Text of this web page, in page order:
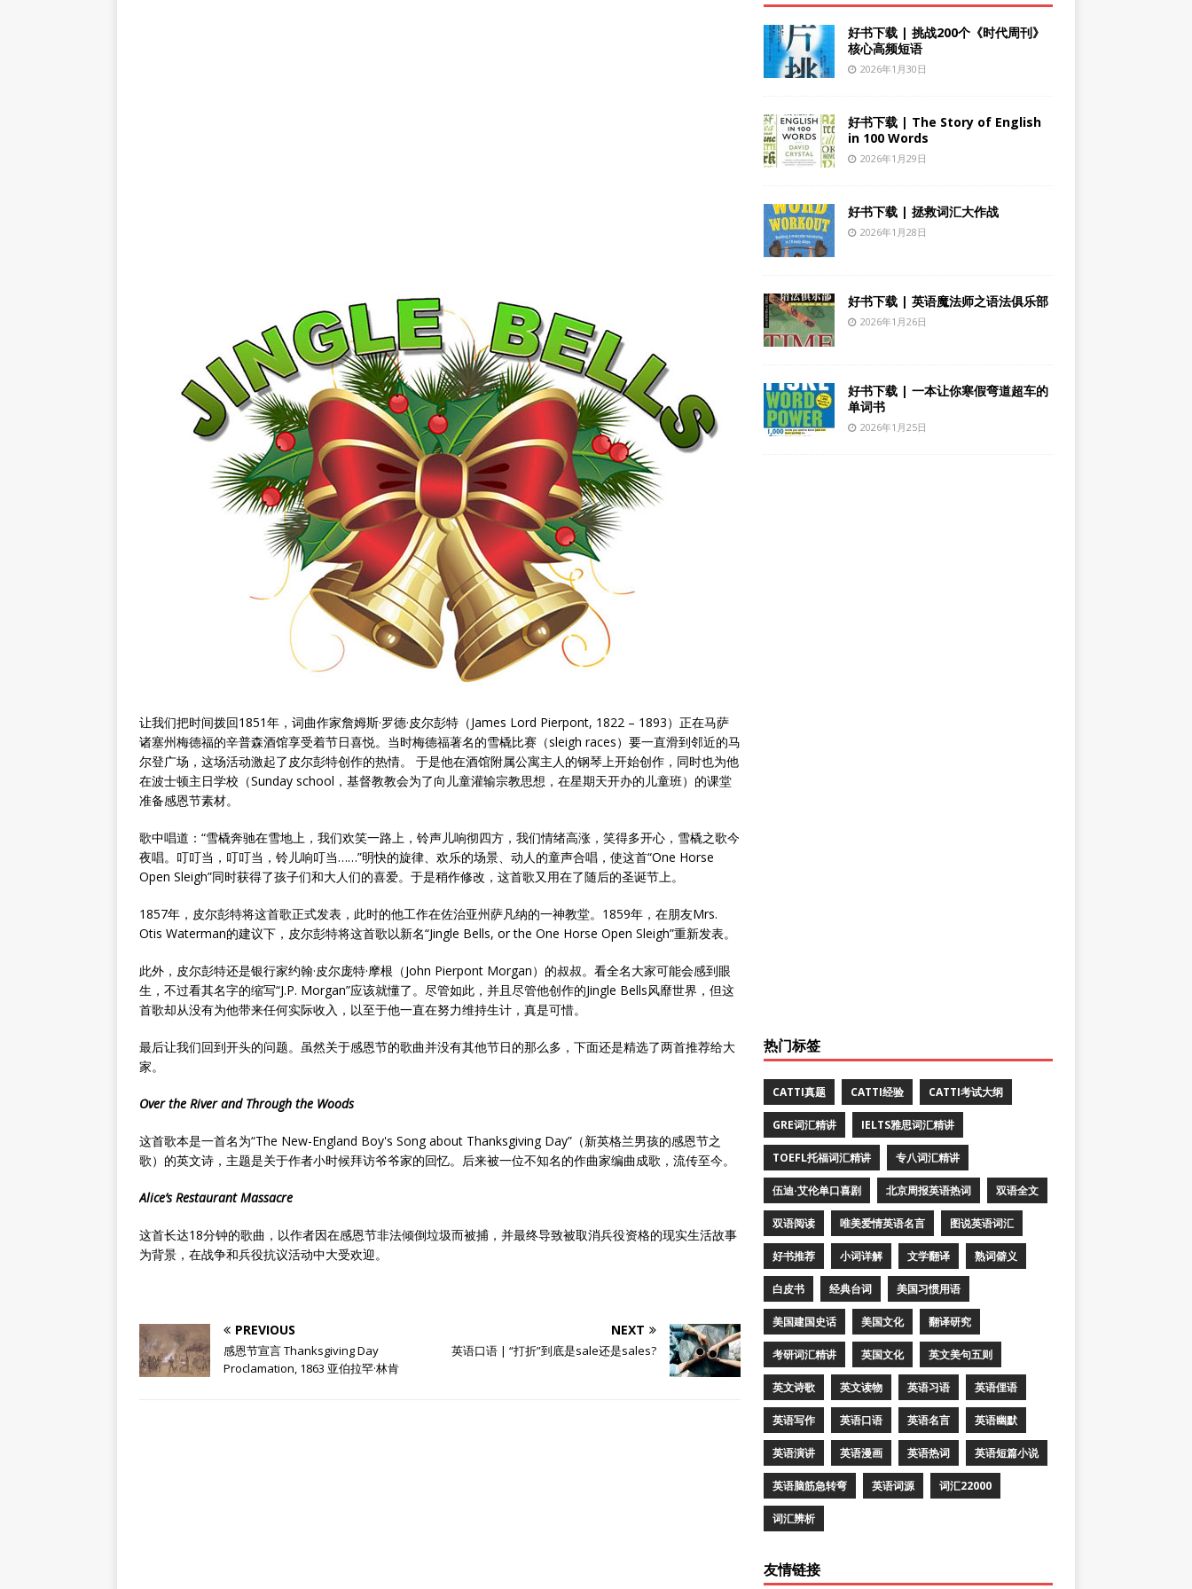
让我们把时间拨回1851年，词曲作家詹姆斯·罗德·皮尔彭特（James Lord Pierpont, 1822 – 1893）正在马萨
诸塞州梅德福的辛普森酒馆享受着节日喜悦。当时梅德福著名的雪橇比赛（sleigh races）要一直滑到邻近的马
尔登广场，这场活动激起了皮尔彭特创作的热情。 于是他在酒馆附属公寓主人的钢琴上开始创作，同时也为他
在波士顿主日学校（Sunday school，基督教教会为了向儿童灌输宗教思想，在星期天开办的儿童班）的课堂
准备感恩节素材。
歌中唱道：“雪橇奔驰在雪地上，我们欢笑一路上，铃声儿响彻四方，我们情绪高涨，笑得多开心，雪橇之歌今
夜唱。叮叮当，叮叮当，铃儿响叮当……”明快的旋律、欢乐的场景、动人的童声合唱，使这首“One Horse
Open Sleigh”同时获得了孩子们和大人们的喜爱。于是稍作修改，这首歌又用在了随后的圣诞节上。
1857年，皮尔彭特将这首歌正式发表，此时的他工作在佐治亚州萨凡纳的一神教堂。1859年，在朋友Mrs.
Otis Waterman的建议下，皮尔彭特将这首歌以新名“Jingle Bells, or the One Horse Open Sleigh”重新发表。
此外，皮尔彭特还是银行家约翰·皮尔庞特·摩根（John Pierpont Morgan）的叔叔。看全名大家可能会感到眼
生，不过看其名字的缩写“J.P. Morgan”应该就懂了。尽管如此，并且尽管他创作的Jingle Bells风靡世界，但这
首歌却从没有为他带来任何实际收入，以至于他一直在努力维持生计，真是可惜。
最后让我们回到开头的问题。虽然关于感恩节的歌曲并没有其他节日的那么多，下面还是精选了两首推荐给大
家。
Over the River and Through the Woods
这首歌本是一首名为“The New-England Boy's Song about Thanksgiving Day”（新英格兰男孩的感恩节之
歌）的英文诗，主题是关于作者小时候拜访爷爷家的回忆。后来被一位不知名的作曲家编曲成歌，流传至今。
Alice’s Restaurant Massacre
这首长达18分钟的歌曲，以作者因在感恩节非法倾倒垃圾而被捕，并最终导致被取消兵役资格的现实生活故事
为背景，在战争和兵役抗议活动中大受欢迎。
PREVIOUS
感恩节宣言 Thanksgiving Day
Proclamation, 1863 亚伯拉罕·林肯
NEXT
英语口语 | “打折”到底是sale还是sales?
好书下载 | 挑战200个《时代周刊》
核心高频短语
2026年1月30日
好书下载 | The Story of English
in 100 Words
2026年1月29日
好书下载 | 拯救词汇大作战
2026年1月28日
好书下载 | 英语魔法师之语法俱乐部
2026年1月26日
好书下载 | 一本让你寒假弯道超车的
单词书
2026年1月25日
热门标签
CATTI真题 CATTI经验 CATTI考试大纲
GRE词汇精讲 IELTS雅思词汇精讲
TOEFL托福词汇精讲 专八词汇精讲
伍迪·艾伦单口喜剧 北京周报英语热词 双语全文
双语阅读 唯美爱情英语名言 图说英语词汇
好书推荐 小词详解 文学翻译 熟词僻义
白皮书 经典台词 美国习惯用语
美国建国史话 美国文化 翻译研究
考研词汇精讲 英国文化 英文美句五则
英文诗歌 英文读物 英语习语 英语俚语
英语写作 英语口语 英语名言 英语幽默
英语演讲 英语漫画 英语热词 英语短篇小说
英语脑筋急转弯 英语词源 词汇22000
词汇辨析
友情链接